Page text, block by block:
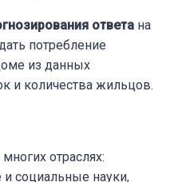
ответа на
потребление
из данных
и количества жильцов.
отраслях:
социальные науки,